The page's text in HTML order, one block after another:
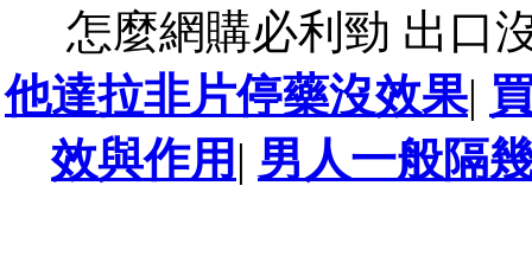
怎麼網購必利勁 出口
他達拉非片停藥沒效果|
效與作用 | 男人一般隔